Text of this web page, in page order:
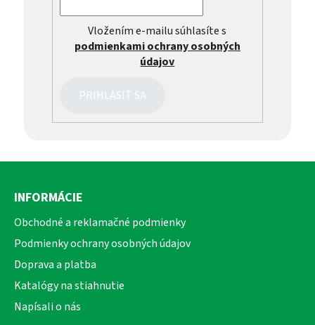
Vložením e-mailu súhlasíte s
podmienkami ochrany osobných
údajov
PRIHLÁSIŤ SA
Z
INFORMÁCIE
Obchodné a reklamačné podmienky
Podmienky ochrany osobných údajov
Doprava a platba
Katalógy na stiahnutie
Napísali o nás